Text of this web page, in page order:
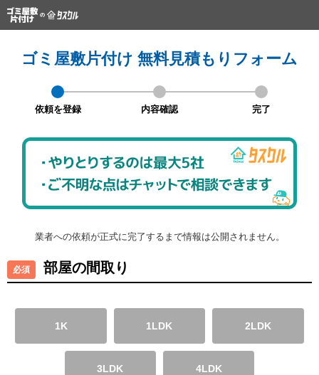
ゴミ屋敷片付け 無料見積もりフォーム
依頼を登録 内容確認 完了
業者への依頼が正式に完了するまで情報は公開されません。
部屋の間取り
1K 1LDK 2LDK
3LDK 4LDK